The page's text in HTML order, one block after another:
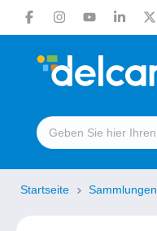
Startseite Sammlungen